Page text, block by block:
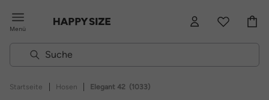
Menü
Startseite | Hosen | Elegant 42 (1033)